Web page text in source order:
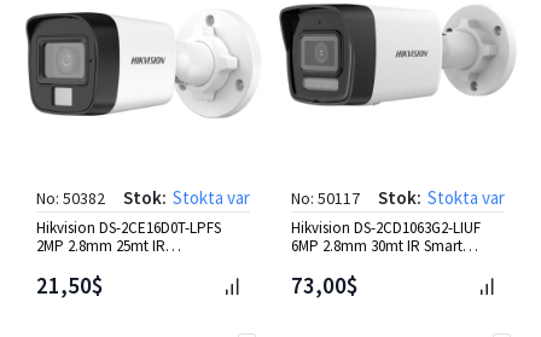
No: 50382 Stok: Stokta var
Hikvision DS-2CE16D0T-LPFS
2MP 2.8mm 25mt IR
Ka
21,50$
No: 50117 Stok: Stokta var
Hikvision DS-2CD1063G2-LIUF
6MP 2.8mm 30mt IR Smart
73,00$